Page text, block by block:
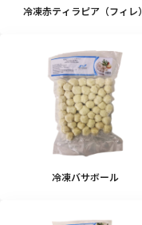
冷凍赤ティラピア（フィレ）
冷凍バサボール